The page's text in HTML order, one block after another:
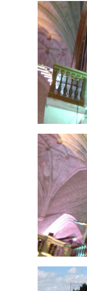
HPIM1675.jpg
HPIM1682.jpg
DSC_0466.jpg